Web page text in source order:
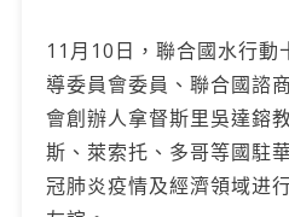
11月10日，聯合國水行動
導委員會委員、聯合國諮
會創辦人拿督斯里吳達鎔
斯、萊索托、多哥等國駐
冠肺炎疫情及經濟領域进